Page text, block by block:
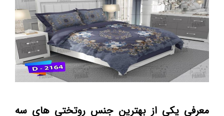
معرفی یکی از بهترین جنس روتختی های سه